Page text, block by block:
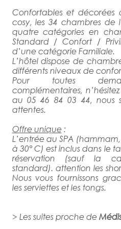
Confortables et décorées
cosy, les 34 chambres de
quatre catégories en
Standard / Confort /
d’une catégorie Familiale.
L’hôtel dispose de
différents niveaux de
Pour toutes
complémentaires,
au 05 46 84 03 44, nous
attentes.
Offre unique:
L’entrée au SPA
à 30° C) est inclus dans le
réservation (sauf la
standard). attention les
Nous vous fournissons
les serviettes et les tongs.
> Les suites proche de